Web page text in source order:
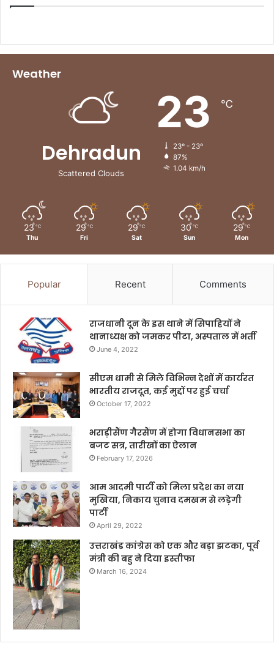
Weather
Dehradun
Scattered Clouds
23 ℃
23º - 23º
87%
1.04 km/h
23 ℃
Thu
29 ℃
Fri
29 ℃
Sat
30 ℃
Sun
29 ℃
Mon
Popular Recent Comments
राजधानी दून के इस थाने में सिपाहियों ने
थानाध्यक्ष को जमकर पीटा, अस्पताल में भर्ती
June 4, 2022
सीएम धामी से मिले विभिन्न देशों में कार्यरत
भारतीय राजदूत, कई मुद्दों पर हुई चर्चा
October 17, 2022
भराड़ीसैंण गैरसैंण में होगा विधानसभा का
बजट सत्र, तारीखों का ऐलान
February 17, 2026
आम आदमी पार्टी को मिला प्रदेश का नया
मुखिया, निकाय चुनाव दमखम से लड़ेगी
पार्टी
April 29, 2022
उत्तराखंड कांग्रेस को एक और बड़ा झटका, पूर्व
मंत्री की बहु ने दिया इस्तीफा
March 16, 2024